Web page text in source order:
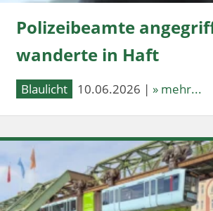
Polizeibeamte
wanderte in Haft
Blaulicht 10.06.2026 | » mehr...